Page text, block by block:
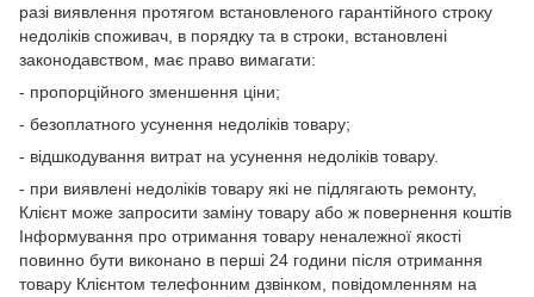
разі виявлення протягом встановленого гарантійного строку
недоліків споживач, в порядку та в строки, встановлені
законодавством, має право вимагати:
- пропорційного зменшення ціни;
- безоплатного усунення недоліків товару;
- відшкодування витрат на усунення недоліків товару.
- при виявлені недоліків товару які не підлягають ремонту,
Клієнт може запросити заміну товару або ж повернення коштів
Інформування про отримання товару неналежної якості
повинно бути виконано в перші 24 години після отримання
товару Клієнтом телефонним дзвінком, повідомленням на